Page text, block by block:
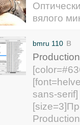
вялого
bmru 110 в
sans-serif]